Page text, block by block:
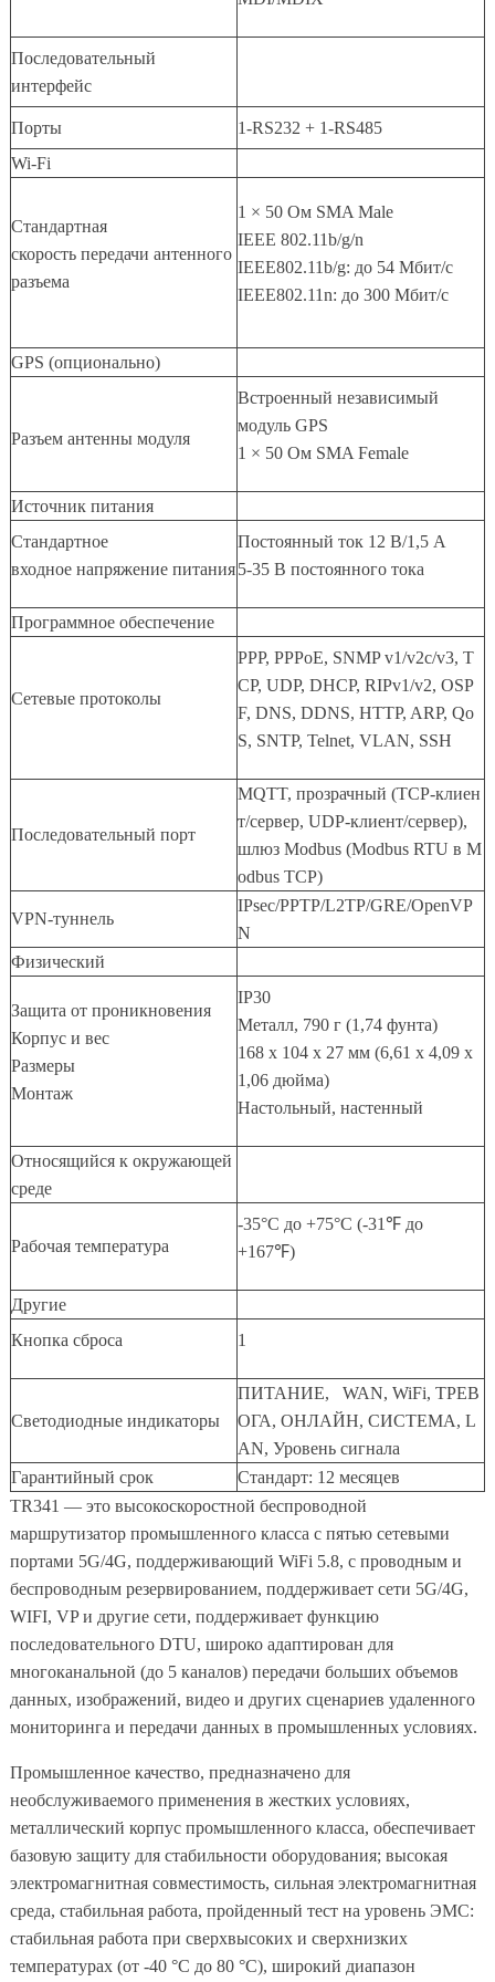
Последовательный
интерфейс
Порты
1-RS232 + 1-RS485
Wi-Fi
Стандартная
скорость передачи антенного
разъема
1 × 50 Ом SMA Male
IEEE 802.11b/g/n
IEEE802.11b/g: до 54 Мбит/с
IEEE802.11n: до 300 Мбит/с
GPS (опционально)
Разъем антенны модуля
Встроенный независимый
модуль GPS
1 × 50 Ом SMA Female
Источник питания
Стандартное
входное напряжение питания
Постоянный ток 12 В/1,5 А
5-35 В постоянного тока
Программное обеспечение
Сетевые протоколы
PPP, PPPoE, SNMP v1/v2c/v3, T
CP, UDP, DHCP, RIPv1/v2, OSP
F, DNS, DDNS, HTTP, ARP, Qo
S, SNTP, Telnet, VLAN, SSH
Последовательный порт
MQTT, прозрачный (TCP-клиен
т/сервер, UDP-клиент/сервер),
шлюз Modbus (Modbus RTU в M
odbus TCP)
VPN-туннель
IPsec/PPTP/L2TP/GRE/OpenVP
N
Физический
Защита от проникновения
Корпус и вес
Размеры
Монтаж
IP30
Металл, 790 г (1,74 фунта)
168 x 104 x 27 мм (6,61 x 4,09 x
1,06 дюйма)
Настольный, настенный
Относящийся к окружающей
среде
Рабочая температура
-35°C до +75°C (-31℉ до
+167℉)
Другие
Кнопка сброса
1
Светодиодные индикаторы
ПИТАНИЕ, WAN, WiFi, ТРЕВ
ОГА, ОНЛАЙН, СИСТЕМА, L
AN, Уровень сигнала
Гарантийный срок
Стандарт: 12 месяцев
TR341 — это высокоскоростной беспроводной
маршрутизатор промышленного класса с пятью сетевыми
портами 5G/4G, поддерживающий WiFi 5.8, с проводным и
беспроводным резервированием, поддерживает сети 5G/4G,
WIFI, VP и другие сети, поддерживает функцию
последовательного DTU, широко адаптирован для
многоканальной (до 5 каналов) передачи больших объемов
данных, изображений, видео и других сценариев удаленного
мониторинга и передачи данных в промышленных условиях.
Промышленное качество, предназначено для
необслуживаемого применения в жестких условиях,
металлический корпус промышленного класса, обеспечивает
базовую защиту для стабильности оборудования; высокая
электромагнитная совместимость, сильная электромагнитная
среда, стабильная работа, пройденный тест на уровень ЭМС:
стабильная работа при сверхвысоких и сверхнизких
температурах (от -40 °C до 80 °C), широкий диапазон